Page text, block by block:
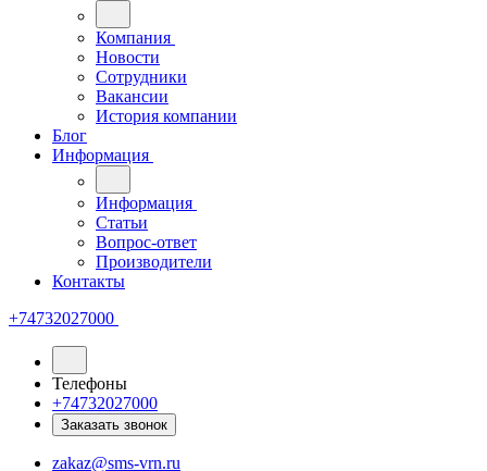
Компания
Новости
Сотрудники
Вакансии
История компании
Блог
Информация
Информация
Статьи
Вопрос-ответ
Производители
Контакты
+74732027000
Телефоны
+74732027000
Заказать звонок
zakaz@sms-vrn.ru